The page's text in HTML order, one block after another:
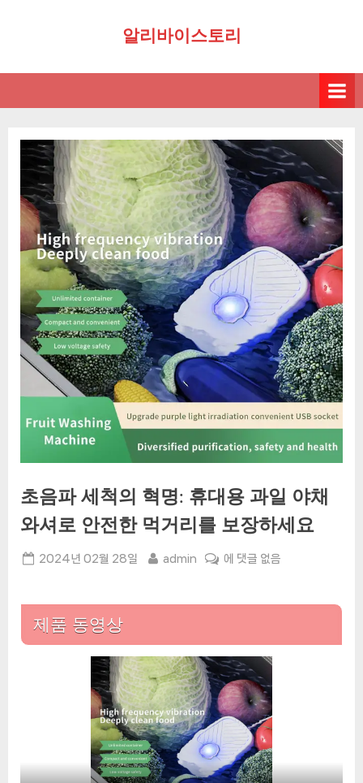
알리바이스토리
초음파 세척의 혁명: 휴대용 과일 야채
와셔로 안전한 먹거리를 보장하세요
Posted
2024년 02월 28일 By
admin
초
혁
명:
휴
용
과
에 댓글 없음
제품 동영상